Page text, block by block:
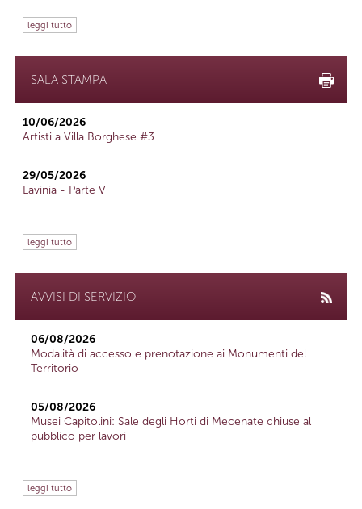
leggi tutto
SALA STAMPA
10/06/2026
Artisti a Villa Borghese #3
29/05/2026
Lavinia - Parte V
leggi tutto
AVVISI DI SERVIZIO
06/08/2026
Modalità di accesso e prenotazione ai Monumenti del
Territorio
05/08/2026
Musei Capitolini: Sale degli Horti di Mecenate chiuse al
pubblico per lavori
leggi tutto